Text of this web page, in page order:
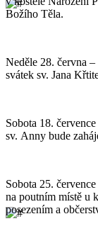
Božího Těla.
Neděle 28. června
svátek sv. Jana
Sobota 18.
sv. Anny bude
Sobota 25.
na poutním místě u
posezením a